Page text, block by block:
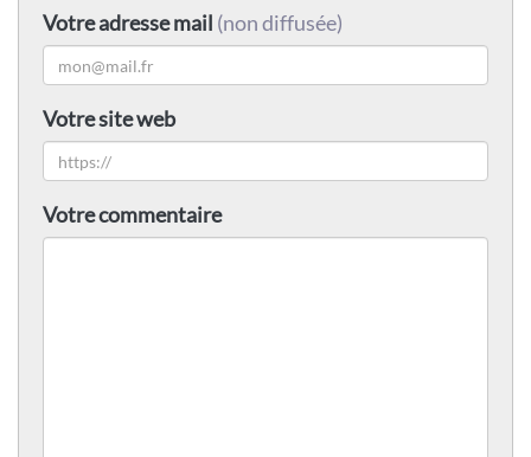
Votre adresse mail (non diffusée)
Votre site web
Votre commentaire